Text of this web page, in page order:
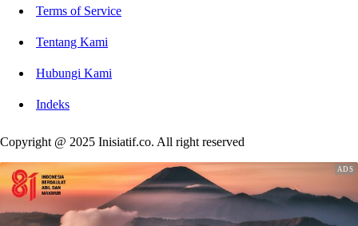
Terms of Service
Tentang Kami
Hubungi Kami
Indeks
Copyright @ 2025 Inisiatif.co. All right reserved